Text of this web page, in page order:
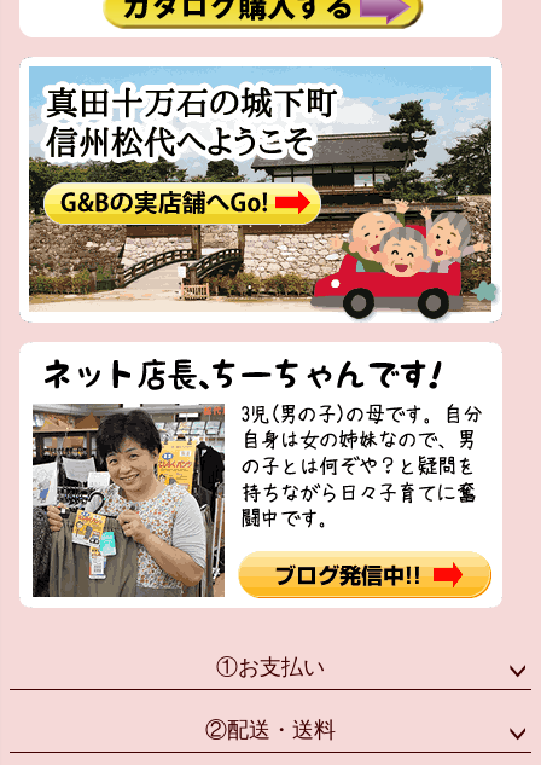
①お支払い
②配送・送料